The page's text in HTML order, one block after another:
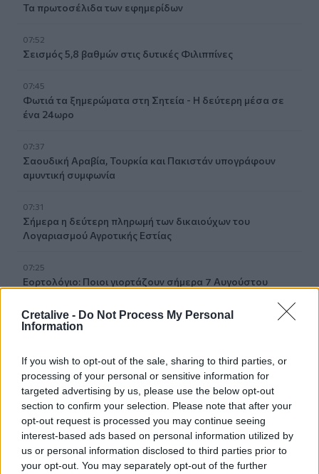
Cretalive - Do Not Process My Personal
Information
If you wish to opt-out of the sale, sharing to third parties, or
processing of your personal or sensitive information for
targeted advertising by us, please use the below opt-out
section to confirm your selection. Please note that after your
opt-out request is processed you may continue seeing
interest-based ads based on personal information utilized by
us or personal information disclosed to third parties prior to
your opt-out. You may separately opt-out of the further
Τα πρωτοσέλιδα των εφημερίδων
07:52
Σεισμός 5,8 βαθμών στις δυτικές Φιλιππίνες
07:45
Φωτιά τα ξημερώματα στη Σητεία - Η δεύτερη μέσα σε
ένα 24ωρο
07:37
Σαουδική Αραβία, Τουρκία και Πακιστάν υπογράφουν
αμυντική συμφωνία
07:31
Σήμερα η δεύτερη πληρωμή των δικαιούχων του
Λογαριασμού Αγροτικής Εστίας
07:25
Εορτολόγιο: Ποιοι γιορτάζουν σήμερα 7 Αυγούστου
07:17
Νέο Διεθνές Αεροδρόμιο Ηρακλείου: Σήμερα οι
07:10
Ταϋλάνδη: Μαθητής άνοιξε πυρ μέσα σε σχολείο –
Αναφορές για νεκρούς
07:03
Υπόθεση Marfin: Ενώπιον της Δικαιοσύνης σήμερα η
46χρονη κατηγορούμενη για τη φονική επίθεση